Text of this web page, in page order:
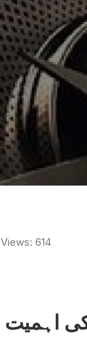
Views: 614
اہمیت